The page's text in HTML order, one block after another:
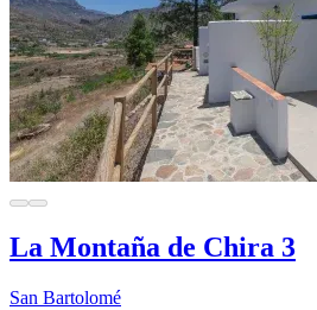
La Montaña de Chira 3
San Bartolomé